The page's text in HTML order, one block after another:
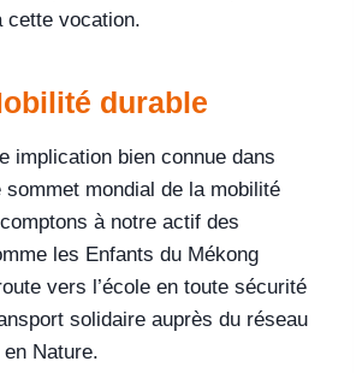
cette vocation.
durable
implication bien connue dans
sommet mondial de la mobilité
à notre actif des
les Enfants du Mékong
vers l’école en toute sécurité
solidaire auprès du réseau
Nature.